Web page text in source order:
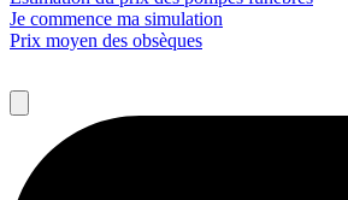
Je commence ma simulation
Prix moyen des obsèques